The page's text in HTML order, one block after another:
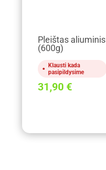
Pleištas aliuminis
(600g)
Klausti kada
pasipildysime
31,90 €